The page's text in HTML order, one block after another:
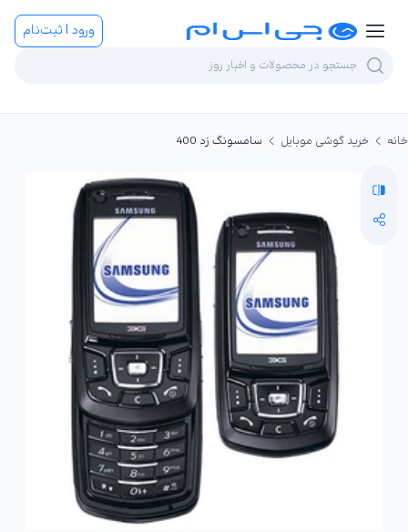
ورود | ثبت‌نام
خانه خرید گوشی موبایل سامسونگ زد 400